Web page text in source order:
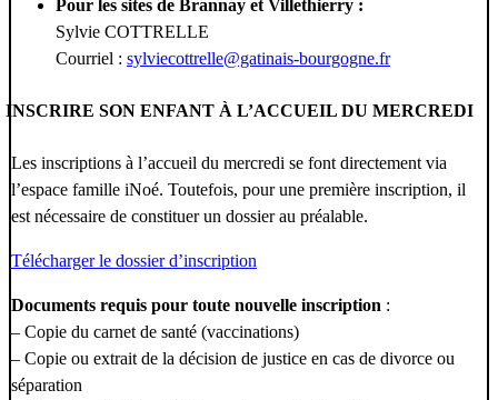
Pour les sites de Brannay et Villethierry :
Sylvie COTTRELLE
Courriel : sylviecottrelle@gatinais-bourgogne.fr
INSCRIRE SON ENFANT À L’ACCUEIL DU MERCREDI
Les inscriptions à l’accueil du mercredi se font directement via
l’espace famille iNoé. Toutefois, pour une première inscription, il
est nécessaire de constituer un dossier au préalable.
Télécharger le dossier d’inscription
Documents requis pour toute nouvelle inscription :
– Copie du carnet de santé (vaccinations)
– Copie ou extrait de la décision de justice en cas de divorce ou
séparation